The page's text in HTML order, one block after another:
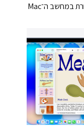
לאחר מכן, הדביקו אותם באפליקציה אחרת במחשב ה־Mac